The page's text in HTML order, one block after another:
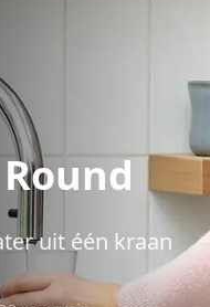
uit één kraan